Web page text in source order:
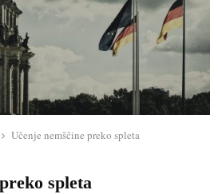
Učenje nemščine preko spleta
spleta